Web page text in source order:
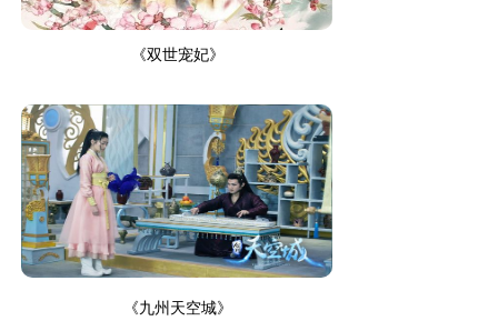
《双世宠妃》
《九州天空城》